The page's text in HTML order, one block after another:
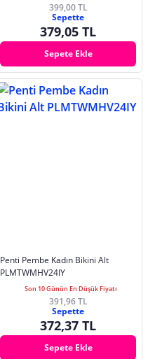
399,00 TL
Sepette
379,05 TL
Sepete Ekle
Penti Pembe Kadın Bikini Alt
PLMTWMHV24IY
Son 10 Günün En Düşük Fiyatı
391,96 TL
Sepette
372,37 TL
Sepete Ekle